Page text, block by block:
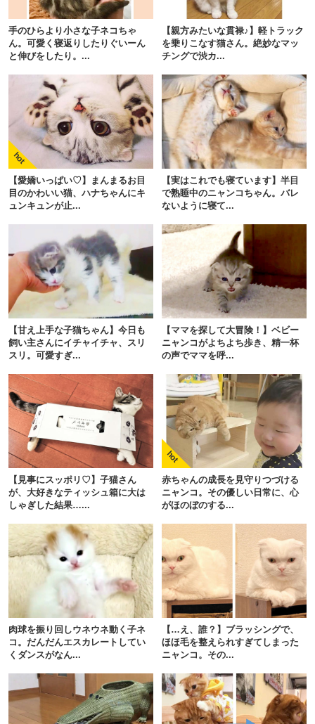
手のひらより小さな子ネコちゃ
ん。可愛く寝返りしたりぐいーん
と伸びをしたり。...
【親方みたいな貫禄♪】軽トラック
を乗りこなす猫さん。絶妙なマッ
チングで渋カ...
【愛嬌いっぱい♡】まんまるお目
目のかわいい猫、ハナちゃんにキ
ュンキュンが止...
【実はこれでも寝ています】半目
で熟睡中のニャンコちゃん。バレ
ないように寝て...
【甘え上手な子猫ちゃん】今日も
飼い主さんにイチャイチャ、スリ
スリ。可愛すぎ...
【ママを探して大冒険！】ベビー
ニャンコがよちよち歩き、精一杯
の声でママを呼...
【見事にスッポリ♡】子猫さん
が、大好きなティッシュ箱に大は
しゃぎした結果…...
赤ちゃんの成長を見守りつづける
ニャンコ。その優しい日常に、心
がほのぼのする...
肉球を振り回しウネウネ動く子ネ
コ。だんだんエスカレートしてい
くダンスがなん...
【…え、誰？】ブラッシングで、
ほほ毛を整えられすぎてしまった
ニャンコ。その...
閉じる
pecodogs
いぬ部をフォロー
pecocats
ねこ部をフォロー
アプリで開く
アプリをダウンロードする